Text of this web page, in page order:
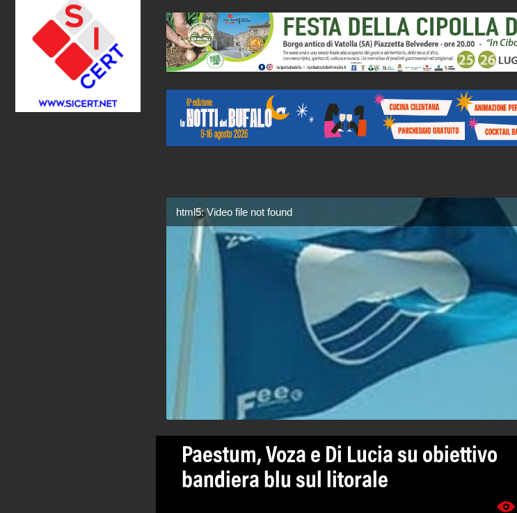
html5: Video file not found
Paestum, Voza e Di Lucia su obiettivo
bandiera blu sul litorale